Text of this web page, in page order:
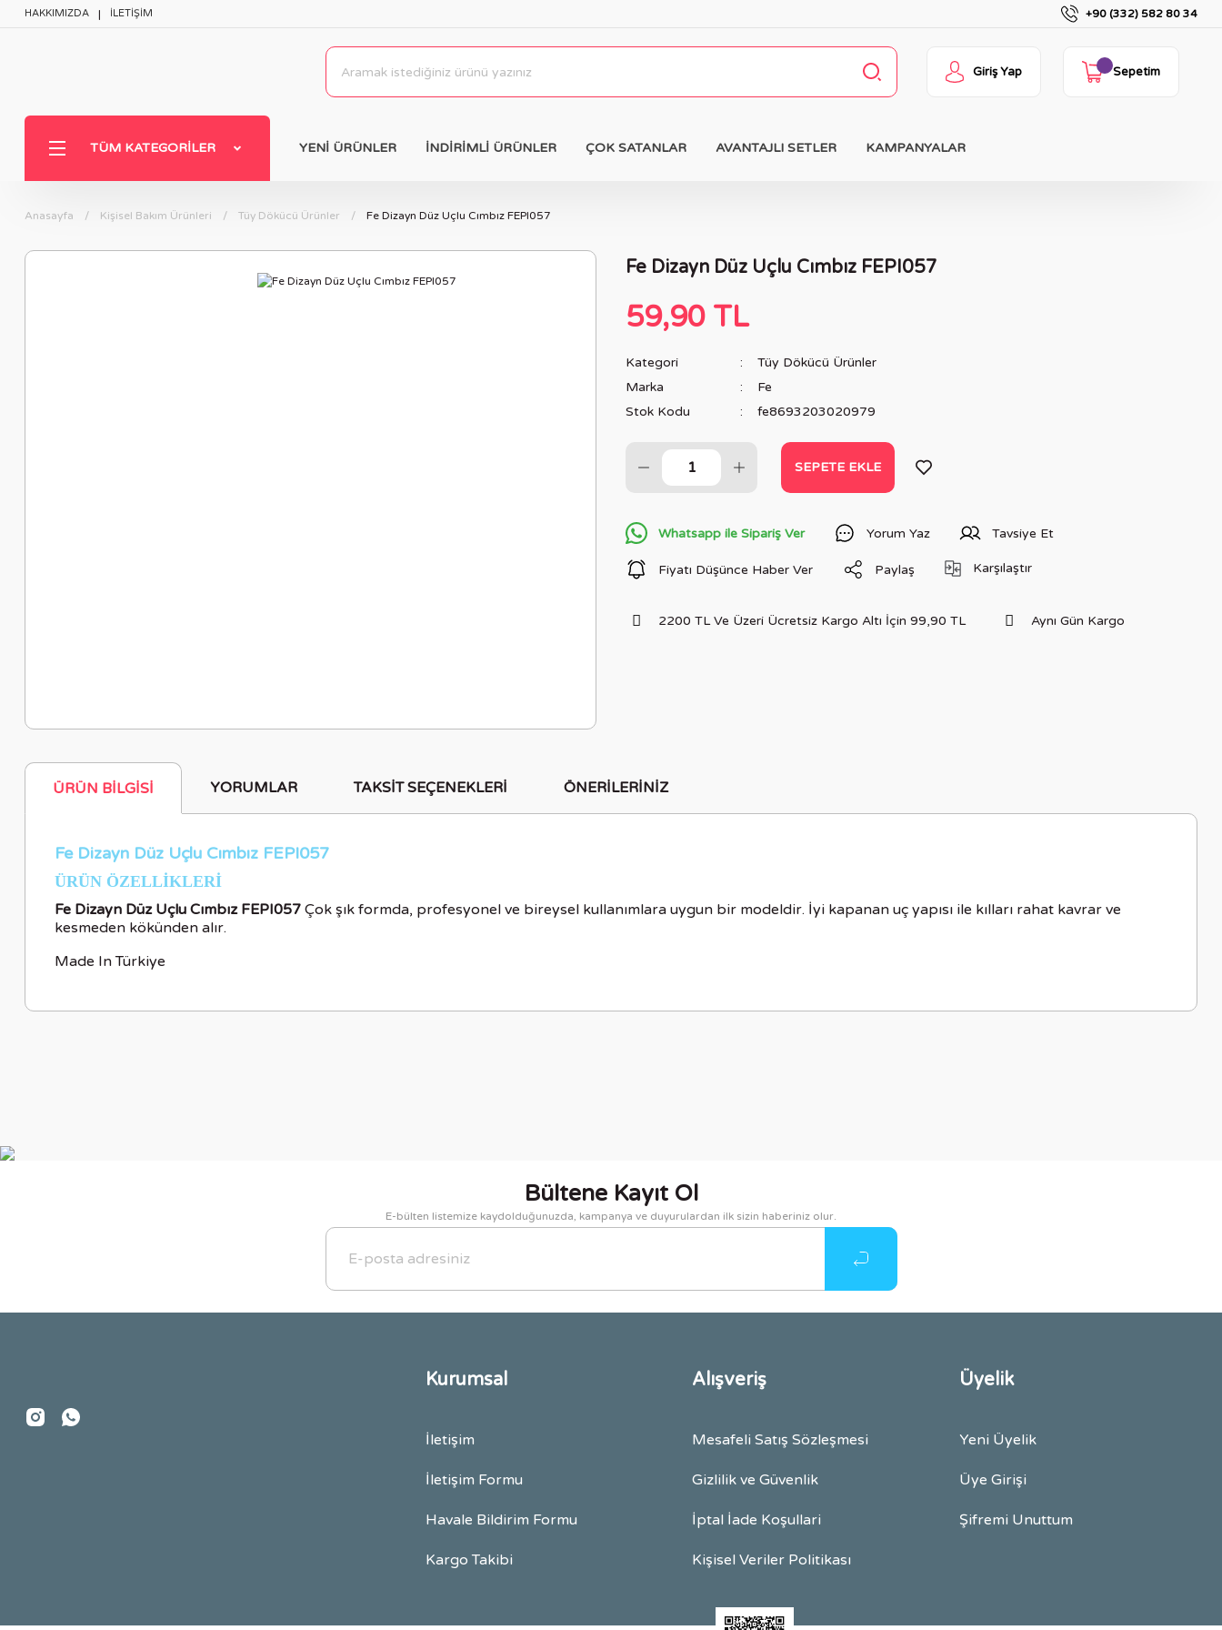
HAKKIMIZDA İLETİŞİM +90 (332) 582 80 34
Giriş Yap Sepetim
TÜM KATEGORILER YENİ ÜRÜNLER İNDİRİMLİ ÜRÜNLER ÇOK SATANLAR AVANTAJLI SETLER KAMPANYALAR
Anasayfa Kişisel Bakım Ürünleri Tüy Dökücü Ürünler Fe Dizayn Düz Uçlu Cımbız FEPI057
Fe Dizayn Düz Uçlu Cımbız FEPI057
59,90 TL
Kategori
Tüy Dökücü Ürünler
Marka
Fe
Stok Kodu
fe8693203020979
SEPETE EKLE
Whatsapp ile Sipariş Ver Yorum Yaz Tavsiye Et
Fiyatı Düşünce Haber Ver Paylaş Karşılaştır
2200 TL Ve Üzeri Ücretsiz Kargo Altı İçin 99,90 TL Aynı Gün Kargo
ÜRÜN BILGISI YORUMLAR TAKSIT SEÇENEKLERI ÖNERILERINIZ
Fe Dizayn Düz Uçlu Cımbız FEPI057
ÜRÜN ÖZELLİKLERİ
Fe Dizayn Düz Uçlu Cımbız FEPI057 Çok şık formda, profesyonel ve bireysel kullanımlara uygun bir modeldir. İyi kapanan uç yapısı ile kılları rahat kavrar ve
kesmeden kökünden alır.
Made In Türkiye
Bültene Kayıt Ol
E-bülten listemize kaydolduğunuzda, kampanya ve duyurulardan ilk sizin haberiniz olur.
Kurumsal
İletişim
İletişim Formu
Havale Bildirim Formu
Kargo Takibi
Alışveriş
Mesafeli Satış Sözleşmesi
Gizlilik ve Güvenlik
İptal İade Koşullari
Kişisel Veriler Politikası
Üyelik
Yeni Üyelik
Üye Girişi
Şifremi Unuttum